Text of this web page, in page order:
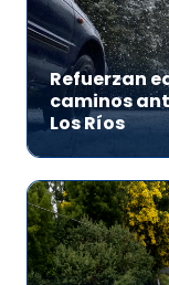
Refuerzan
caminos
Los Ríos